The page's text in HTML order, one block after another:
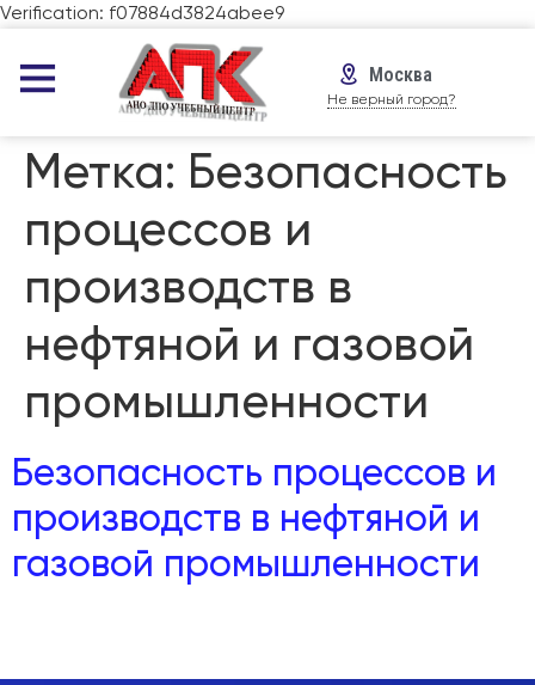
Verification: f07884d3824abee9
Москва
Не верный город?
Метка: Безопасность
процессов и
производств в
нефтяной и газовой
промышленности
Безопасность процессов и
производств в нефтяной и
газовой промышленности